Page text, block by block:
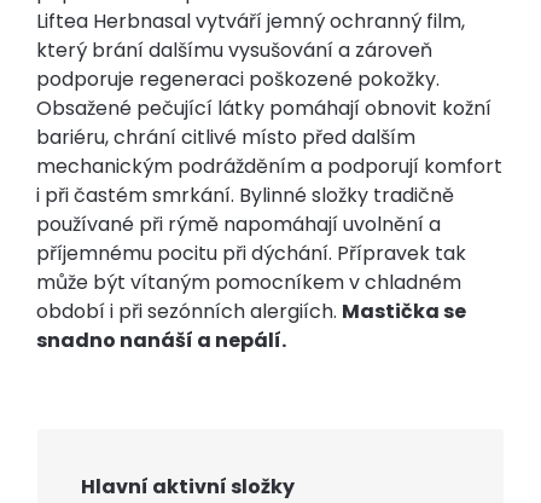
Liftea Herbnasal vytváří jemný ochranný film,
který brání dalšímu vysušování a zároveň
podporuje regeneraci poškozené pokožky.
Obsažené pečující látky pomáhají obnovit kožní
bariéru, chrání citlivé místo před dalším
mechanickým podrážděním a podporují komfort
i při častém smrkání. Bylinné složky tradičně
používané při rýmě napomáhají uvolnění a
příjemnému pocitu při dýchání. Přípravek tak
může být vítaným pomocníkem v chladném
období i při sezónních alergiích. Mastička se
snadno nanáší a nepálí.
Hlavní aktivní složky